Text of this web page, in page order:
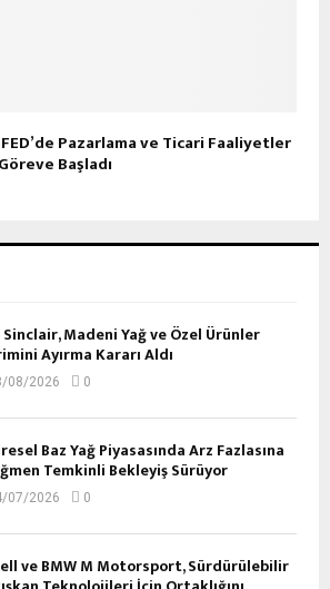
Pazarlama ve Ticari Faaliyetler
Başladı
Sinclair, Madeni Yağ ve Özel Ürünler
Ayırma Kararı Aldı
08/2026 0
Baz Yağ Piyasasında Arz Fazlasına
Temkinli Bekleyiş Sürüyor
07/2026 0
ve BMW M Motorsport, Sürdürülebilir